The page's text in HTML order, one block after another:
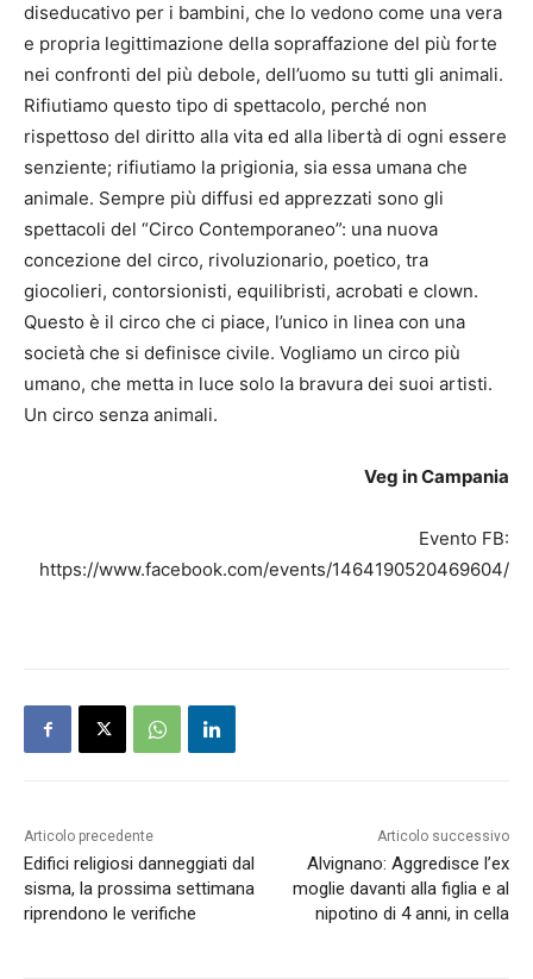
diseducativo per i bambini, che lo vedono come una vera
e propria legittimazione della sopraffazione del più forte
nei confronti del più debole, dell’uomo su tutti gli animali.
Rifiutiamo questo tipo di spettacolo, perché non
rispettoso del diritto alla vita ed alla libertà di ogni essere
senziente; rifiutiamo la prigionia, sia essa umana che
animale. Sempre più diffusi ed apprezzati sono gli
spettacoli del “Circo Contemporaneo”: una nuova
concezione del circo, rivoluzionario, poetico, tra
giocolieri, contorsionisti, equilibristi, acrobati e clown.
Questo è il circo che ci piace, l’unico in linea con una
società che si definisce civile. Vogliamo un circo più
umano, che metta in luce solo la bravura dei suoi artisti.
Un circo senza animali.
Veg in Campania
Evento FB:
https://www.facebook.com/events/1464190520469604/
Articolo precedente
Edifici religiosi danneggiati dal
sisma, la prossima settimana
riprendono le verifiche
Articolo successivo
Alvignano: Aggredisce l’ex
moglie davanti alla figlia e al
nipotino di 4 anni, in cella